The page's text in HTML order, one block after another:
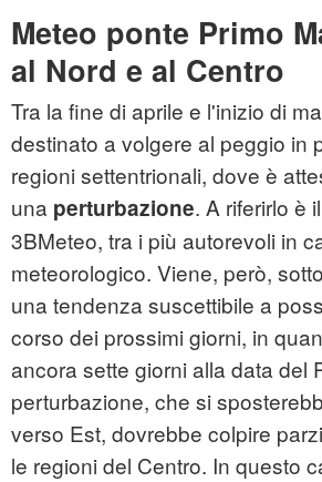
Meteo ponte Primo
al Nord e al Centro
Tra la fine di aprile e l'inizio di
destinato a volgere al peggio in
regioni settentrionali, dove è
una perturbazione. A riferirlo è
3BMeteo, tra i più autorevoli in
meteorologico. Viene, però,
una tendenza suscettibile a
corso dei prossimi giorni, in
ancora sette giorni alla data del
perturbazione, che si
verso Est, dovrebbe colpire
le regioni del Centro. In questo